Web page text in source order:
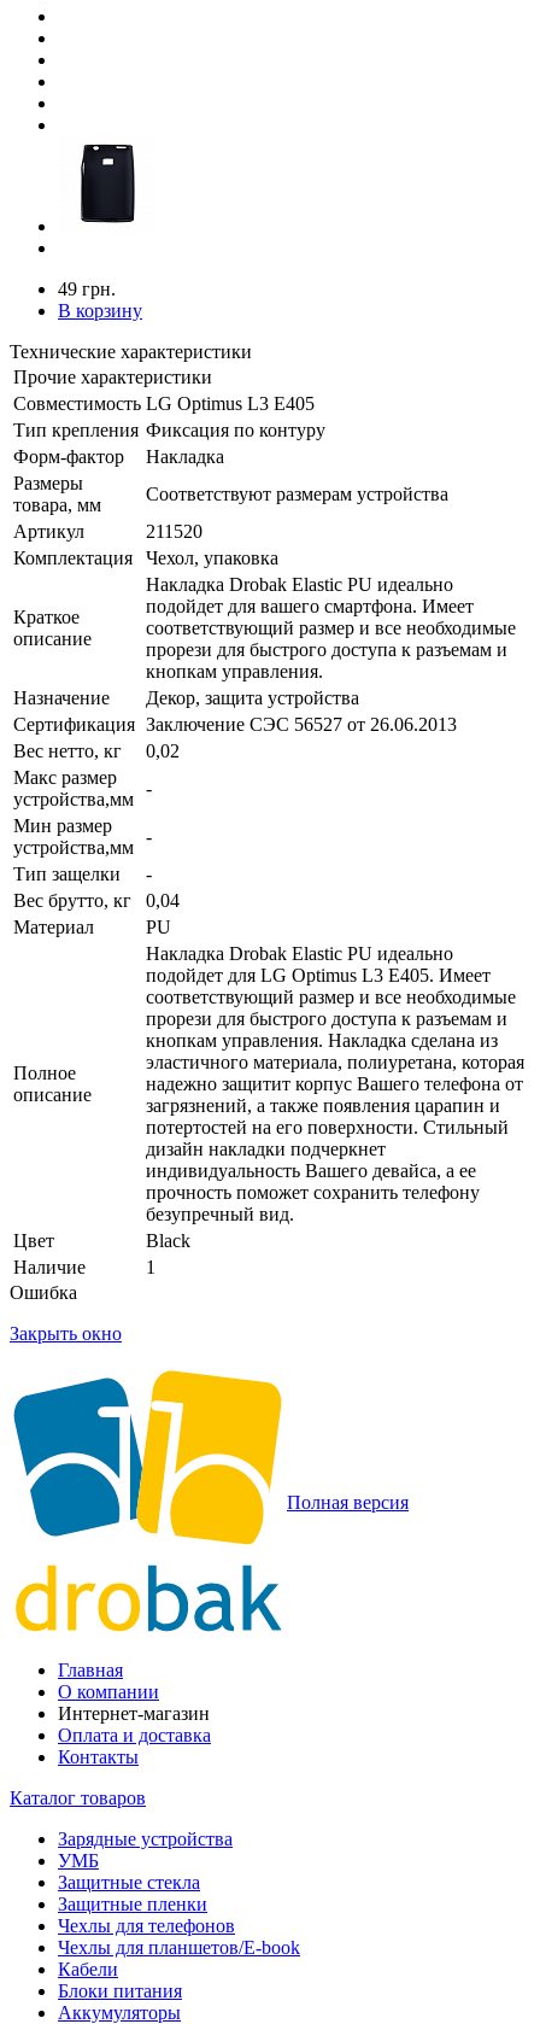
49 грн.
В корзину
Технические характеристики
Прочие характеристики
Совместимость LG Optimus L3 E405
Тип крепления Фиксация по контуру
Форм-фактор
Накладка
Размеры
товара, мм
Соответствуют размерам устройства
Артикул
211520
Комплектация
Чехол, упаковка
Краткое
описание
Накладка Drobak Elastic PU идеально
подойдет для вашего смартфона. Имеет
соответствующий размер и все необходимые
прорези для быстрого доступа к разъемам и
кнопкам управления.
Назначение
Декор, защита устройства
Сертификация Заключение СЭС 56527 от 26.06.2013
Вес нетто, кг
0,02
Макс размер
устройства,мм
-
Мин размер
устройства,мм
-
Тип защелки
-
Вес брутто, кг
0,04
Материал
PU
Полное
описание
Накладка Drobak Elastic PU идеально
подойдет для LG Optimus L3 E405. Имеет
соответствующий размер и все необходимые
прорези для быстрого доступа к разъемам и
кнопкам управления. Накладка сделана из
эластичного материала, полиуретана, которая
надежно защитит корпус Вашего телефона от
загрязнений, а также появления царапин и
потертостей на его поверхности. Стильный
дизайн накладки подчеркнет
индивидуальность Вашего девайса, а ее
прочность поможет сохранить телефону
безупречный вид.
Цвет
Black
Наличие
1
Ошибка
Закрыть окно
Полная версия
Главная
О компании
Интернет-магазин
Оплата и доставка
Контакты
Каталог товаров
Зарядные устройства
УМБ
Защитные стекла
Защитные пленки
Чехлы для телефонов
Чехлы для планшетов/E-book
Кабели
Блоки питания
Аккумуляторы